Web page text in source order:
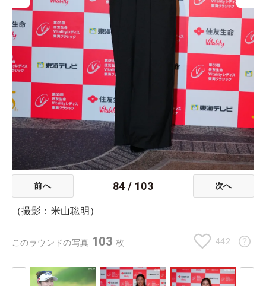
前へ 84 / 103 次へ
（撮影：米山聡明）
このラウンドの写真 103 枚 442